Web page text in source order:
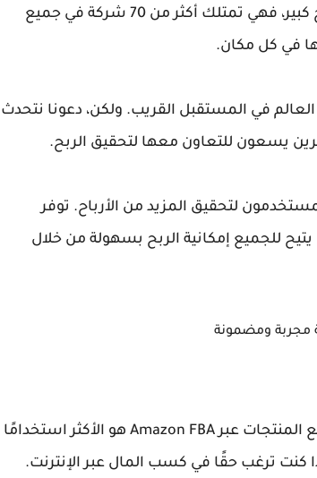
استطاعت أمازون كسب ثقة جميع مستخدميها وتحقيق نجاح كبير، فهي تمتلك أكثر من 70 شركة في جميع
في كل مكان.
في المستقبل القريب. ولكن، دعونا نتحدث
يسعون للتعاون معها لتحقيق الربح.
لتحقيق المزيد من الأرباح. توفر
للجميع إمكانية الربح بسهولة من خلال
على الرغم من وجود العديد من الطرق للربح من أمازون، فإن بيع المنتجات عبر Amazon FBA هو الأكثر استخدامًا
ترغب حقًا في كسب المال عبر الإنترنت.